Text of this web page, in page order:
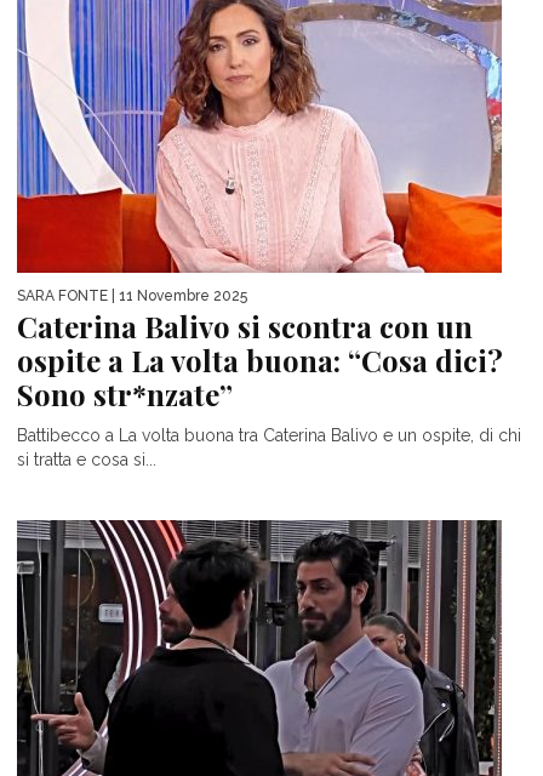
SARA FONTE | 11 Novembre 2025
Caterina Balivo si scontra con un
ospite a La volta buona: “Cosa dici?
Sono str*nzate”
Battibecco a La volta buona tra Caterina Balivo e un ospite, di chi
si tratta e cosa si...